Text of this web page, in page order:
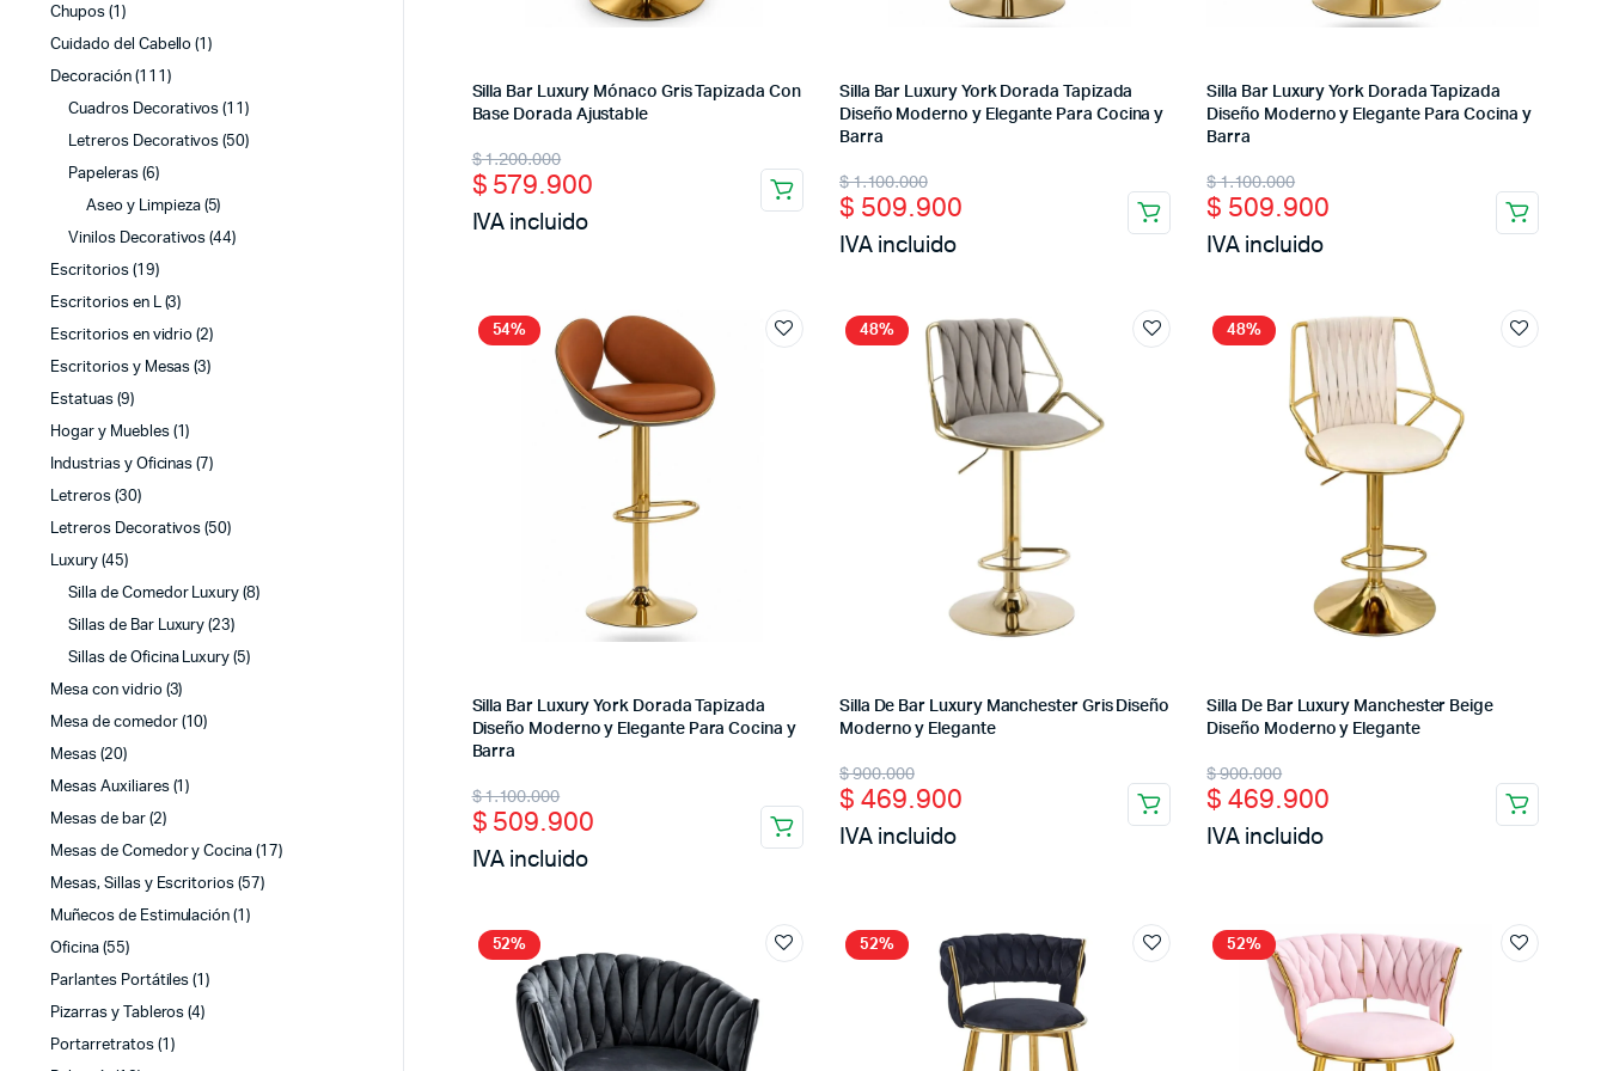
Silla Bar Luxury Mónaco Gris Tapizada Con
Base Dorada Ajustable
$1.200.000
Original
price
was:
$ 579.900
Current
price
is:
IVA incluido
Silla Bar Luxury York Dorada Tapizada
Diseño Moderno y Elegante Para Cocina y
Barra
$1.100.000
Original
price
was:
$ 509.900
Current
price
is:
IVA incluido
Silla Bar Luxury York Dorada Tapizada
Diseño Moderno y Elegante Para Cocina y
Barra
$1.100.000
Original
price
was:
$ 509.900
Current
price
is:
IVA incluido
54%
Silla Bar Luxury York Dorada Tapizada
Diseño Moderno y Elegante Para Cocina y
Barra
$1.100.000
Original
price
was:
$ 509.900
Current
price
is:
IVA incluido
48%
Silla De Bar Luxury Manchester Gris Diseño
Moderno y Elegante
$900.000
Original
price
was:
$ 469.900
Current
price
is:
IVA incluido
48%
Silla De Bar Luxury Manchester Beige
Diseño Moderno y Elegante
$900.000
Original
price
was:
$ 469.900
Current
price
is:
IVA incluido
52% 52% 52%
Chupos (1)
Cuidado del Cabello (1)
Decoración (111)
Cuadros Decorativos (11)
Letreros Decorativos (50)
Papeleras (6)
Aseo y Limpieza (5)
Vinilos Decorativos (44)
Escritorios (19)
Escritorios en L (3)
Escritorios en vidrio (2)
Escritorios y Mesas (3)
Estatuas (9)
Hogar y Muebles (1)
Industrias y Oficinas (7)
Letreros (30)
Letreros Decorativos (50)
Luxury (45)
Silla de Comedor Luxury (8)
Sillas de Bar Luxury (23)
Sillas de Oficina Luxury (5)
Mesa con vidrio (3)
Mesa de comedor (10)
Mesas (20)
Mesas Auxiliares (1)
Mesas de bar (2)
Mesas de Comedor y Cocina (17)
Mesas, Sillas y Escritorios (57)
Muñecos de Estimulación (1)
Oficina (55)
Parlantes Portátiles (1)
Pizarras y Tableros (4)
Portarretratos (1)